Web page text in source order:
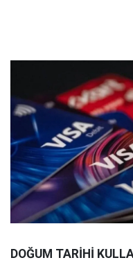
DOĞUM TARİHİ